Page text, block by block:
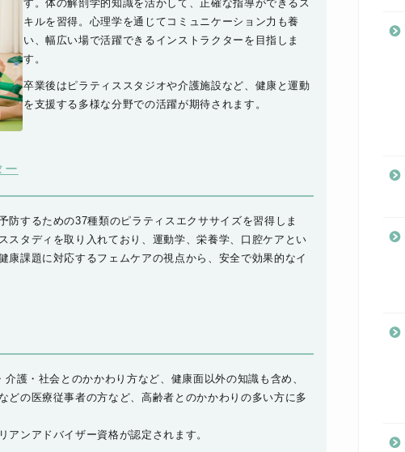
す。体の解剖学的知識を活かして、正確な指導ができるス
キルを習得。心理学を通じてコミュニケーション力も養
い、幅広い場で活躍できるインストラクターを目指しま
す。
卒業後はピラティススタジオや介護施設など、健康と運動
を支援する多様な分野での活躍が期待されます。
ー
するための37種類のピラティスエクササイズを習得しま
スタディを取り入れており、運動学、栄養学、口腔ケアとい
課題に対応するフェムケアの視点から、安全で効果的なイ
護・社会とのかかわり方など、健康面以外の知識も含め、
の医療従事者の方など、高齢者とのかかわりの多い方に多
ンアドバイザー資格が認定されます。